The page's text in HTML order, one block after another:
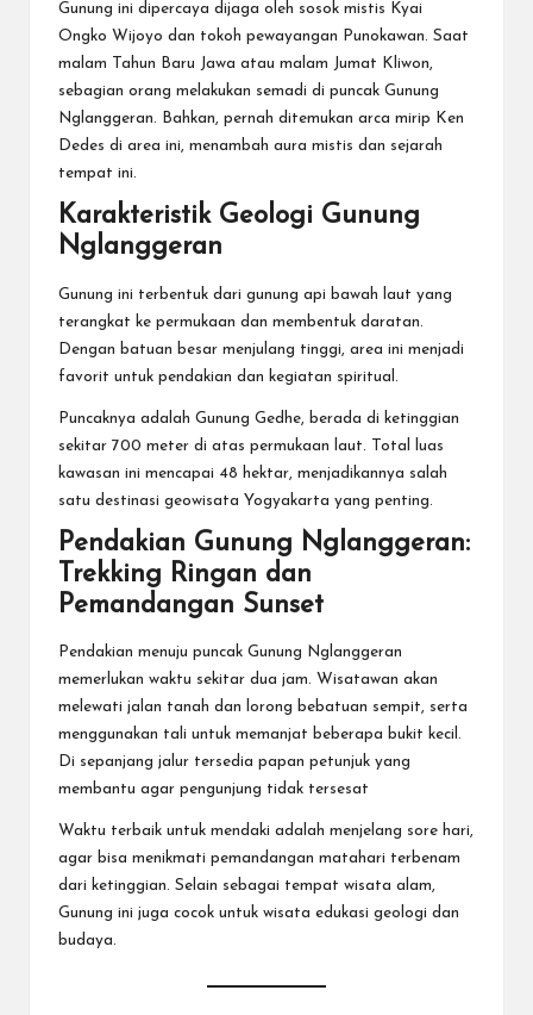
Gunung ini dipercaya dijaga oleh sosok mistis Kyai
Ongko Wijoyo dan tokoh pewayangan Punokawan. Saat
malam Tahun Baru Jawa atau malam Jumat Kliwon,
sebagian orang melakukan semadi di puncak Gunung
Nglanggeran. Bahkan, pernah ditemukan arca mirip Ken
Dedes di area ini, menambah aura mistis dan sejarah
tempat ini.
Karakteristik Geologi Gunung
Nglanggeran
Gunung ini terbentuk dari gunung api bawah laut yang
terangkat ke permukaan dan membentuk daratan.
Dengan batuan besar menjulang tinggi, area ini menjadi
favorit untuk pendakian dan kegiatan spiritual.
Puncaknya adalah Gunung Gedhe, berada di ketinggian
sekitar 700 meter di atas permukaan laut. Total luas
kawasan ini mencapai 48 hektar, menjadikannya salah
satu destinasi geowisata Yogyakarta yang penting.
Pendakian Gunung Nglanggeran:
Trekking Ringan dan
Pemandangan Sunset
Pendakian menuju puncak Gunung Nglanggeran
memerlukan waktu sekitar dua jam. Wisatawan akan
melewati jalan tanah dan lorong bebatuan sempit, serta
menggunakan tali untuk memanjat beberapa bukit kecil.
Di sepanjang jalur tersedia papan petunjuk yang
membantu agar pengunjung tidak tersesat
Waktu terbaik untuk mendaki adalah menjelang sore hari,
agar bisa menikmati pemandangan matahari terbenam
dari ketinggian. Selain sebagai tempat wisata alam,
Gunung ini juga cocok untuk wisata edukasi geologi dan
budaya.